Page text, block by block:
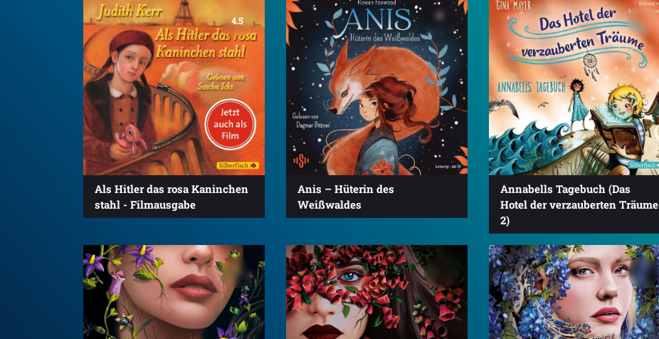
4.5
Als Hitler das rosa Kaninchen
stahl - Filmausgabe
Anis – Hüterin des
Weißwaldes
Annabells Tagebuch (Das
Hotel der verzauberten Träume
2)